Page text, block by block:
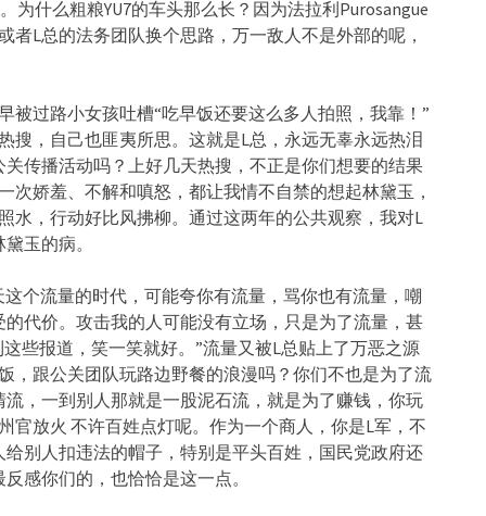
为什么粗粮YU7的车头那么长？因为法拉利Purosangue
L总的法务团队换个思路，万一敌人不是外部的呢，
被过路小女孩吐槽“吃早饭还要这么多人拍照，我靠！”
搜，自己也匪夷所思。这就是L总，永远无辜永远热泪
传播活动吗？上好几天热搜，不正是你们想要的结果
娇羞、不解和嗔怒，都让我情不自禁的想起林黛玉，
水，行动好比风拂柳。通过这两年的公共观察，我对L
玉的病。
个流量的时代，可能夸你有流量，骂你也有流量，嘲
代价。攻击我的人可能没有立场，只是为了流量，甚
些报道，笑一笑就好。”流量又被L总贴上了万恶之源
，跟公关团队玩路边野餐的浪漫吗？你们不也是为了流
，一到别人那就是一股泥石流，就是为了赚钱，你玩
官放火 不许百姓点灯呢。作为一个商人，你是L军，不
别人扣违法的帽子，特别是平头百姓，国民党政府还
感你们的，也恰恰是这一点。